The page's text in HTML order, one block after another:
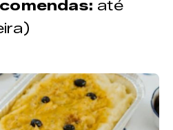
até